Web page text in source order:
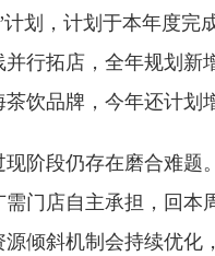
划，计划于本年度
行拓店，全年规划
饮品牌，今年还计划
阶段仍存在磨合难
门店自主承担，回
倾斜机制会持续优化